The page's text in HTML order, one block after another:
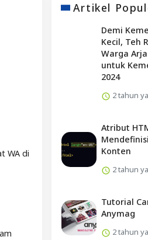
WA di
Artikel
Demi
Kecil, Teh
Warga
untuk
2024
2 tahun
Atribut
Konten
2 tahun
Tutorial
Anymag
2 tahun